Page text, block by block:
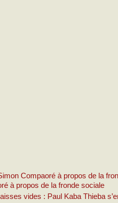
à propos de la fronde sociale